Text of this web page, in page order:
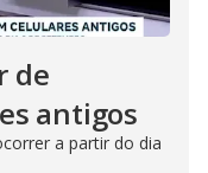
de
antigos
a partir do dia